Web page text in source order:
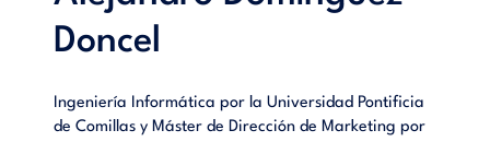
Doncel
Ingeniería Informática por la Universidad Pontificia
de Comillas y Máster de Dirección de Marketing por